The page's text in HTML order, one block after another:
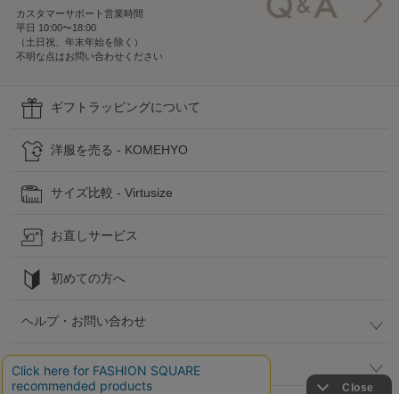
カスタマーサポート営業時間
平日 10:00〜18:00
（土日祝、年末年始を除く）
不明な点はお問い合わせください
ギフトラッピングについて
洋服を売る - KOMEHYO
サイズ比較 - Virtusize
お直しサービス
初めての方へ
ヘルプ・お問い合わせ
高島屋でのお買い物